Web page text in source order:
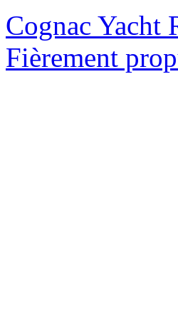
Cognac Yacht
Fièrement